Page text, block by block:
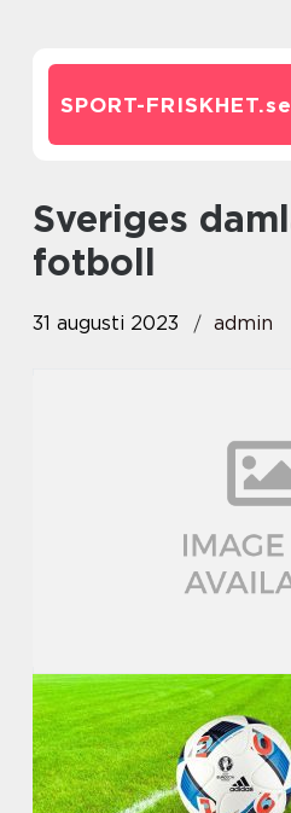
SPORT-FRISKHET.se
sveriges damlandslag i
fotboll
31 augusti 2023 admin